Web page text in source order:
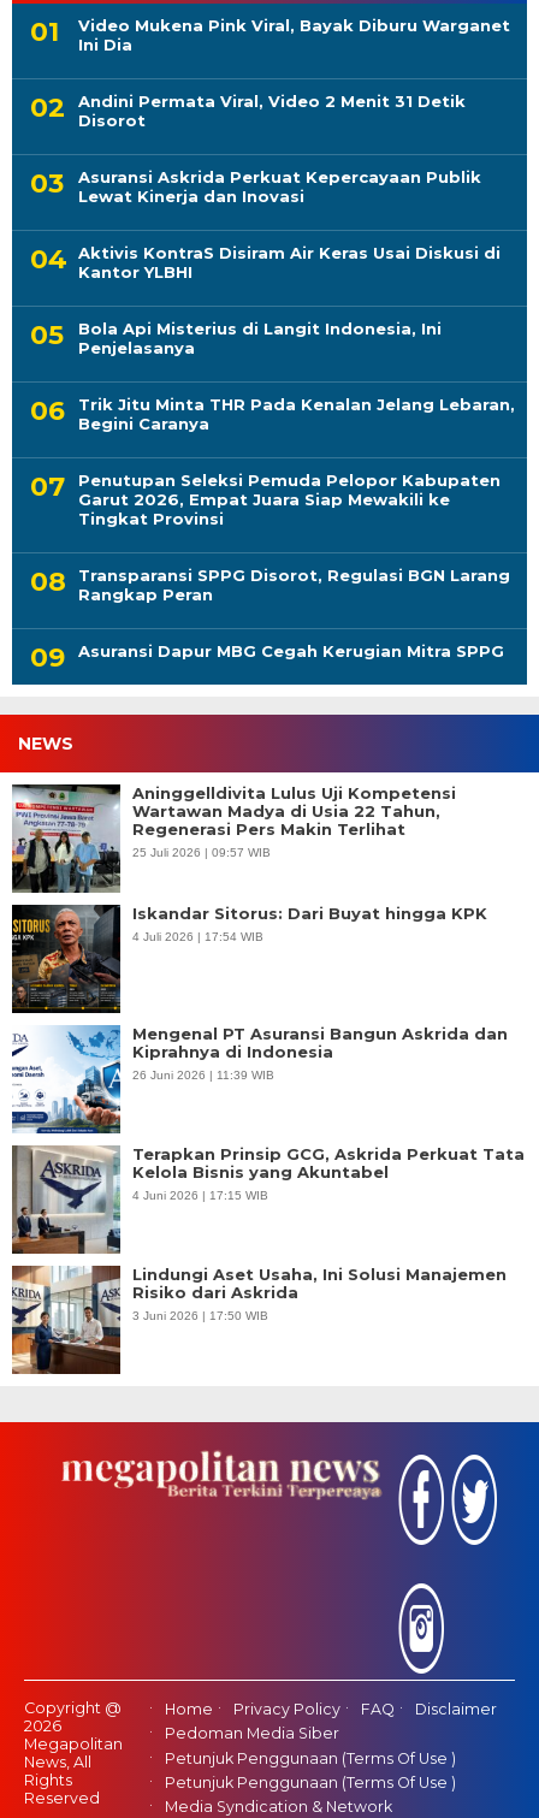
Video Mukena Pink Viral, Bayak Diburu Warganet
Ini Dia
Andini Permata Viral, Video 2 Menit 31 Detik
Disorot
Asuransi Askrida Perkuat Kepercayaan Publik
Lewat Kinerja dan Inovasi
Aktivis KontraS Disiram Air Keras Usai Diskusi di
Kantor YLBHI
Bola Api Misterius di Langit Indonesia, Ini
Penjelasanya
Trik Jitu Minta THR Pada Kenalan Jelang Lebaran,
Begini Caranya
Penutupan Seleksi Pemuda Pelopor Kabupaten
Garut 2026, Empat Juara Siap Mewakili ke
Tingkat Provinsi
Transparansi SPPG Disorot, Regulasi BGN Larang
Rangkap Peran
Asuransi Dapur MBG Cegah Kerugian Mitra SPPG
NEWS
Aninggelldivita Lulus Uji Kompetensi
Wartawan Madya di Usia 22 Tahun,
Regenerasi Pers Makin Terlihat
25 Juli 2026 | 09:57 WIB
Iskandar Sitorus: Dari Buyat hingga KPK
4 Juli 2026 | 17:54 WIB
Mengenal PT Asuransi Bangun Askrida dan
Kiprahnya di Indonesia
26 Juni 2026 | 11:39 WIB
Terapkan Prinsip GCG, Askrida Perkuat Tata
Kelola Bisnis yang Akuntabel
4 Juni 2026 | 17:15 WIB
Lindungi Aset Usaha, Ini Solusi Manajemen
Risiko dari Askrida
3 Juni 2026 | 17:50 WIB
Copyright @
2026
Megapolitan
News, All
Rights
Reserved
Home Privacy Policy FAQ
Disclaimer
Pedoman Media Siber
Petunjuk Penggunaan (Terms Of Use )
Petunjuk Penggunaan (Terms Of Use )
Media Syndication & Network